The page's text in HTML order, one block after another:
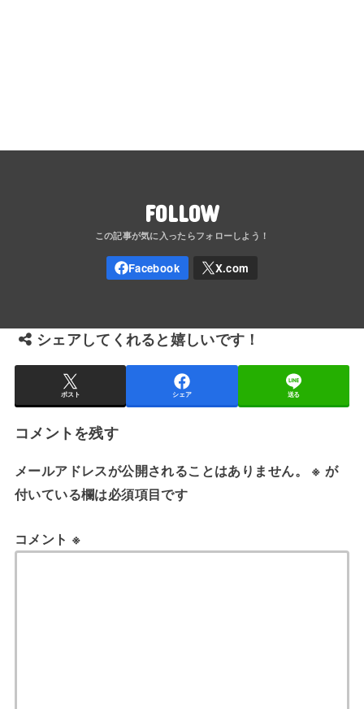
FOLLOW
シェアしてくれると嬉しいです！
ポスト シェア 送る
コメントを残す
メールアドレスが公開されることはありません。 ※ が
付いている欄は必須項目です
コメント ※